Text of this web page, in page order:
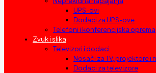
UPS-ovi
Dodaci za UPS-ove
Telefoni i konferencijska oprema
Zvuk i slika
Televizori i dodaci
Nosači za TV, projektore i
Dodaci za televizore